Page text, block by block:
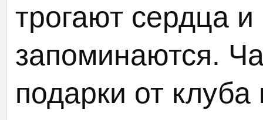
трогают сердца и
запоминаются.
подарки от